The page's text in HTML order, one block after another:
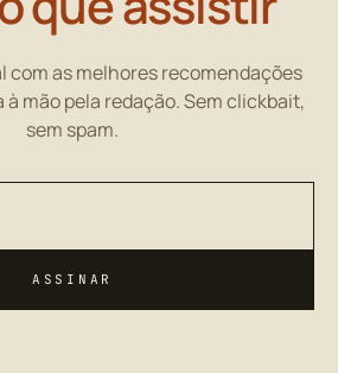
com as melhores recomendações
mão pela redação. Sem clickbait,
sem spam.
ASSINAR